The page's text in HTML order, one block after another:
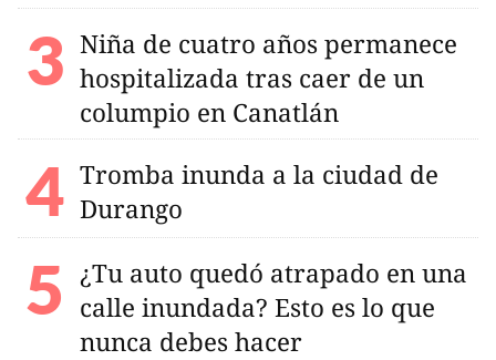
Niña de cuatro años permanece
hospitalizada tras caer de un
columpio en Canatlán
Tromba inunda a la ciudad de
Durango
¿Tu auto quedó atrapado en una
calle inundada? Esto es lo que
nunca debes hacer